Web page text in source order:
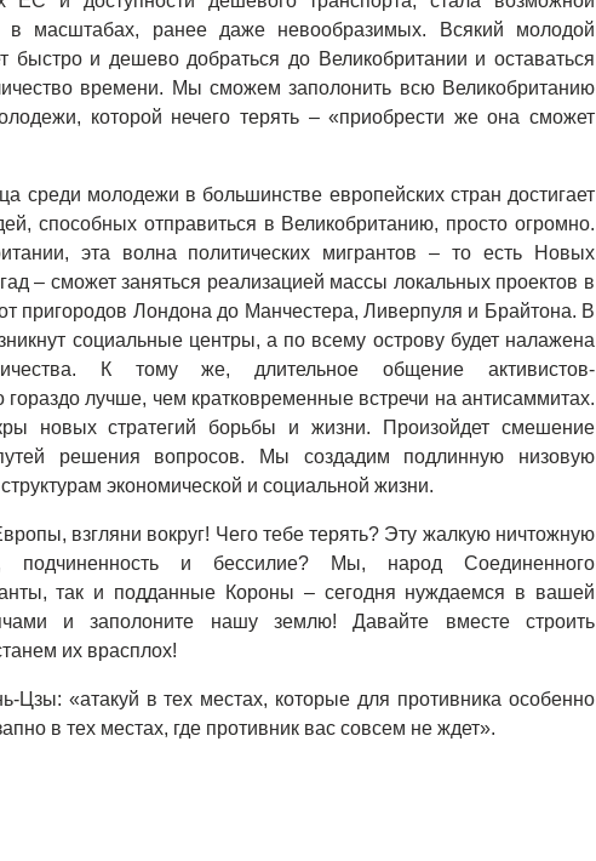
в масштабах, ранее даже невообразимых. Всякий молодой
и дешево добраться до Великобритании и оставаться
времени. Мы сможем заполонить всю Великобританию
которой нечего терять – «приобрести же она сможет
среди молодежи в большинстве европейских стран достигает
способных отправиться в Великобританию, просто огромно.
эта волна политических мигрантов – то есть Новых
– сможет заняться реализацией массы локальных проектов в
пригородов Лондона до Манчестера, Ливерпуля и Брайтона. В
социальные центры, а по всему острову будет налажена
К тому же, длительное общение активистов-
лучше, чем кратковременные встречи на антисаммитах.
новых стратегий борьбы и жизни. Произойдет смешение
решения вопросов. Мы создадим подлинную низовую
экономической и социальной жизни.
взгляни вокруг! Чего тебе терять? Эту жалкую ничтожную
подчиненность и бессилие? Мы, народ Соединенного
так и подданные Короны – сегодня нуждаемся в вашей
и заполоните нашу землю! Давайте вместе строить
их врасплох!
Цзы: «атакуй в тех местах, которые для противника особенно
в тех местах, где противник вас совсем не ждет».